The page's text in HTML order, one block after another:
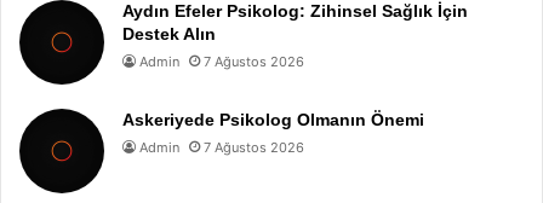
Aydın Efeler Psikolog: Zihinsel Sağlık İçin
Destek Alın
Admin 7 Ağustos 2026
Askeriyede Psikolog Olmanın Önemi
Admin 7 Ağustos 2026